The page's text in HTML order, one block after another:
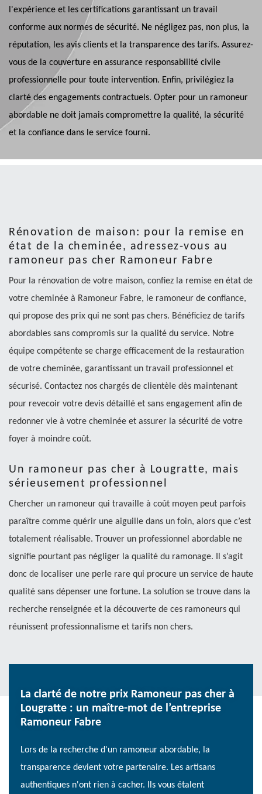
l'expérience et les certifications garantissant un travail
conforme aux normes de sécurité. Ne négligez pas, non plus, la
réputation, les avis clients et la transparence des tarifs. Assurez-
vous de la couverture en assurance responsabilité civile
professionnelle pour toute intervention. Enfin, privilégiez la
clarté des engagements contractuels. Opter pour un ramoneur
abordable ne doit jamais compromettre la qualité, la sécurité
et la confiance dans le service fourni.
Rénovation de maison: pour la remise en
état de la cheminée, adressez-vous au
ramoneur pas cher Ramoneur Fabre
Pour la rénovation de votre maison, confiez la remise en état de
votre cheminée à Ramoneur Fabre, le ramoneur de confiance,
qui propose des prix qui ne sont pas chers. Bénéficiez de tarifs
abordables sans compromis sur la qualité du service. Notre
équipe compétente se charge efficacement de la restauration
de votre cheminée, garantissant un travail professionnel et
sécurisé. Contactez nos chargés de clientèle dès maintenant
pour revecoir votre devis détaillé et sans engagement afin de
redonner vie à votre cheminée et assurer la sécurité de votre
foyer à moindre coût.
Un ramoneur pas cher à Lougratte, mais
sérieusement professionnel
Chercher un ramoneur qui travaille à coût moyen peut parfois
paraître comme quérir une aiguille dans un foin, alors que c’est
totalement réalisable. Trouver un professionnel abordable ne
signifie pourtant pas négliger la qualité du ramonage. Il s’agit
donc de localiser une perle rare qui procure un service de haute
qualité sans dépenser une fortune. La solution se trouve dans la
recherche renseignée et la découverte de ces ramoneurs qui
réunissent professionnalisme et tarifs non chers.
La clarté de notre prix Ramoneur pas cher à
Lougratte : un maître-mot de l’entreprise
Ramoneur Fabre
Lors de la recherche d'un ramoneur abordable, la
transparence devient votre partenaire. Les artisans
authentiques n'ont rien à cacher. Ils vous étalent